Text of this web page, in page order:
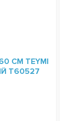
СМ TEYMI
T60527